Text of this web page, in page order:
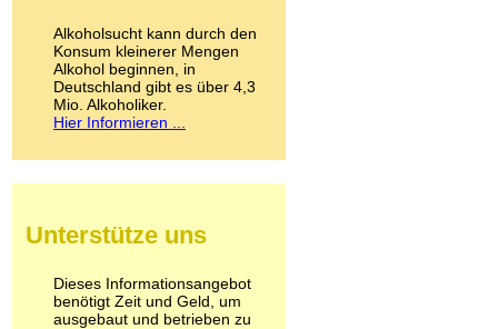
LSD
Marihuana
Medikamente
Meskalin
Metamphetamin
Methadon
Pilze
Psychopharmaka
Schlafmittel
Schmerzmittel
Alkoholsucht kann durch den
Konsum kleinerer Mengen
Alkohol beginnen, in
Deutschland gibt es über 4,3
Mio. Alkoholiker.
Hier Informieren ...
Unterstütze uns
Dieses Informationsangebot
benötigt Zeit und Geld, um
ausgebaut und betrieben zu